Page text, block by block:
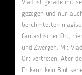
Vlad ist gerade mit
gezogen und nun
berühmtesten
fantastischer Ort,
und Zwergen. Mit
Ort vertreten. Aber
Er kann kein Blut